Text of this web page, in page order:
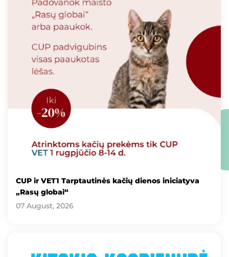
CUP ir VET1 Tarptautinės kačių dienos iniciatyva
„Rasų globai“
07 August, 2026